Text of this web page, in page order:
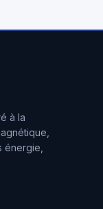
à la
énergie,